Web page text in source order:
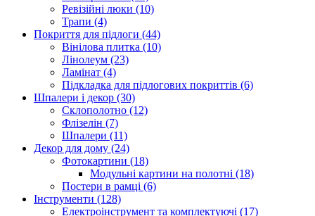
Ревізійні люки (10)
Трапи (4)
Покриття для підлоги (44)
Вінілова плитка (10)
Лінолеум (23)
Ламінат (4)
Підкладка для підлогових покриттів (6)
Шпалери і декор (30)
Склополотно (12)
Флізелін (7)
Шпалери (11)
Декор для дому (24)
Фотокартини (18)
Модульні картини на полотні (18)
Постери в рамці (6)
Інструменти (128)
Електроінструмент та комплектуючі (17)